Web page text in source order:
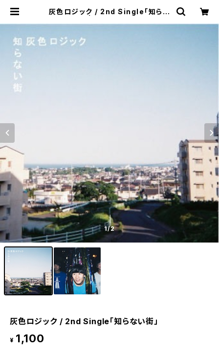
灰色ロジック / 2nd Single「知らな
1/2
灰色ロジック / 2nd Single「知らない街」
¥ 1,100